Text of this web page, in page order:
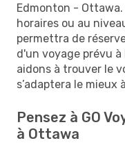
Edmonton -
horaires ou au
permettra de
d'un voyage prévu
aidons à trouver le
s’adaptera le mieux
Pensez à GO
à Ottawa